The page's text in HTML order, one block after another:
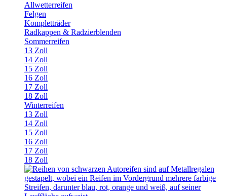
Allwetterreifen
Felgen
Kompletträder
Radkappen & Radzierblenden
Sommerreifen
13 Zoll
14 Zoll
15 Zoll
16 Zoll
17 Zoll
18 Zoll
Winterreifen
13 Zoll
14 Zoll
15 Zoll
16 Zoll
17 Zoll
18 Zoll